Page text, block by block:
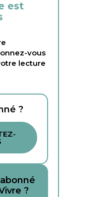
est
vous
lecture
?
?